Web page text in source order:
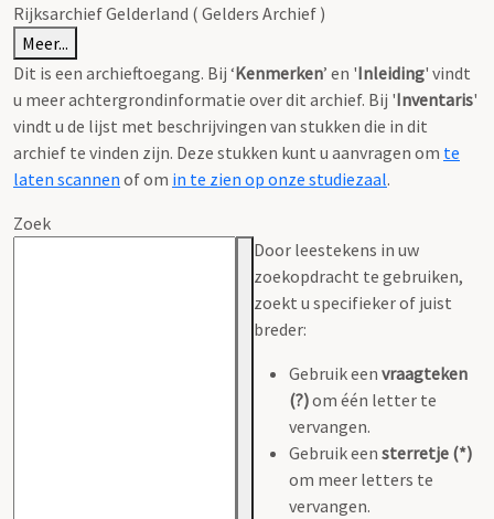
Rijksarchief Gelderland ( Gelders Archief )
Meer...
Dit is een archieftoegang. Bij ‘Kenmerken’ en 'Inleiding' vindt
u meer achtergrondinformatie over dit archief. Bij 'Inventaris'
vindt u de lijst met beschrijvingen van stukken die in dit
archief te vinden zijn. Deze stukken kunt u aanvragen om te
laten scannen of om in te zien op onze studiezaal.
Zoek
Door leestekens in uw
zoekopdracht te gebruiken,
zoekt u specifieker of juist
breder:
Gebruik een vraagteken
(?)om één letter te
vervangen.
Gebruik een sterretje (*)
om meer letters te
vervangen.